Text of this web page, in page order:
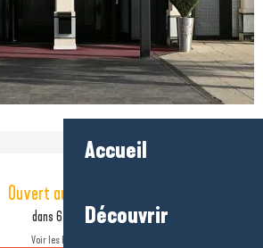
Accueil
Découvrir
coordonnées
Ouvert aujourd'hui
dans 6 heures
Voir les horaires